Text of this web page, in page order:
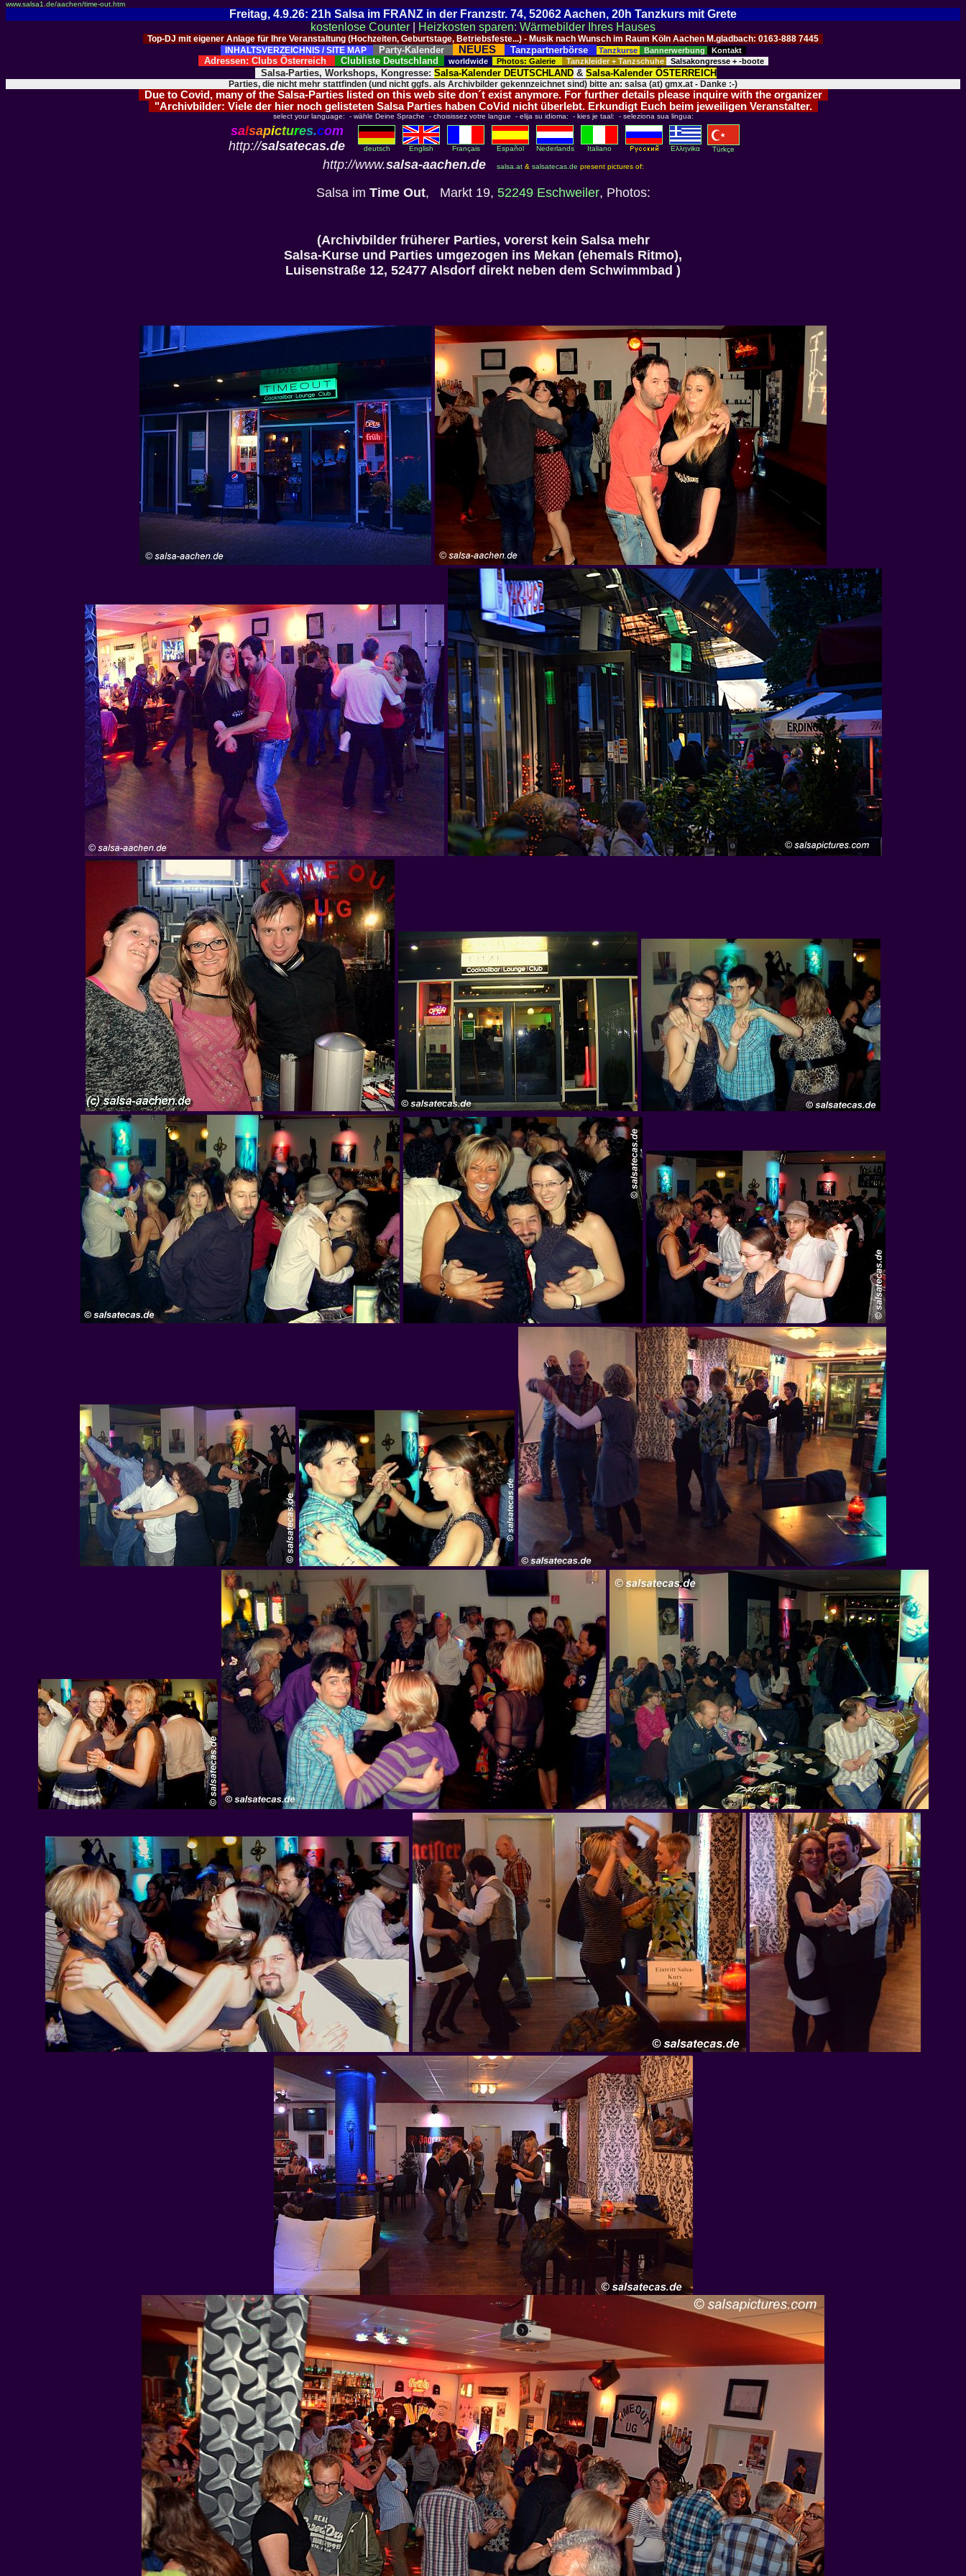
www.salsa1.de/aachen/time-out.htm
Freitag, 4.9.26: 21h Salsa im FRANZ in der Franzstr. 74, 52062 Aachen, 20h Tanzkurs mit Grete
kostenlose Counter
Heizkosten sparen: Wärmebilder Ihres Hauses
Top-DJ mit eigener Anlage für Ihre Veranstaltung (Hochzeiten, Geburtstage, Betriebsfeste...) - Musik nach Wunsch im Raum Köln Aachen M.gladbach: 0163-888 7445
INHALTSVERZEICHNIS / SITE MAP
Party-Kalender NEUES Tanzpartnerbörse Tanzkurse Bannerwerbung Kontakt
Adressen: Clubs Österreich Clubliste Deutschland worldwide Photos: Galerie Tanzkleider + Tanzschuhe Salsakongresse + -boote
Salsa-Parties, Workshops, Kongresse: Salsa-Kalender DEUTSCHLAND & Salsa-Kalender ÖSTERREICH
Parties, die nicht mehr stattfinden (und nicht ggfs. als Archivbilder gekennzeichnet sind) bitte an: salsa (at) gmx.at - Danke :-)
Due to Covid, many of the Salsa-Parties listed on this web site don´t exist anymore. For further details please inquire with the organizer
"Archivbilder: Viele der hier noch gelisteten Salsa Parties haben CoVid nicht überlebt. Erkundigt Euch beim jeweiligen Veranstalter.
select your language: - wähle Deine Sprache - choisissez votre langue - elija su idioma: - kies je taal: - seleziona sua lingua:
salsapictures.com
http://salsatecas.de deutsch English Français Español Nederlands Italiano Eλληvikα Türkçe
http://www.salsa-aachen.de salsa.at& salsatecas.de present pictures of:
Salsa im Time Out, Markt 19, 52249 Eschweiler, Photos:
(Archivbilder früherer Parties, vorerst kein Salsa mehr
Salsa-Kurse und Parties umgezogen ins Mekan (ehemals Ritmo),
Luisenstraße 12, 52477 Alsdorf direkt neben dem Schwimmbad )